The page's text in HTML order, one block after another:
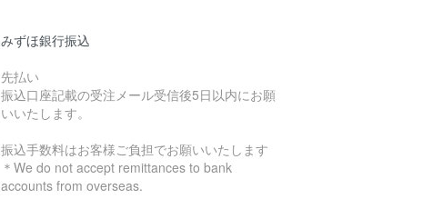
みずほ銀行振込
先払い
振込口座記載の受注メール受信後5日以内にお願
いいたします。
振込手数料はお客様ご負担でお願いいたします
＊We do not accept remittances to bank
accounts from overseas.